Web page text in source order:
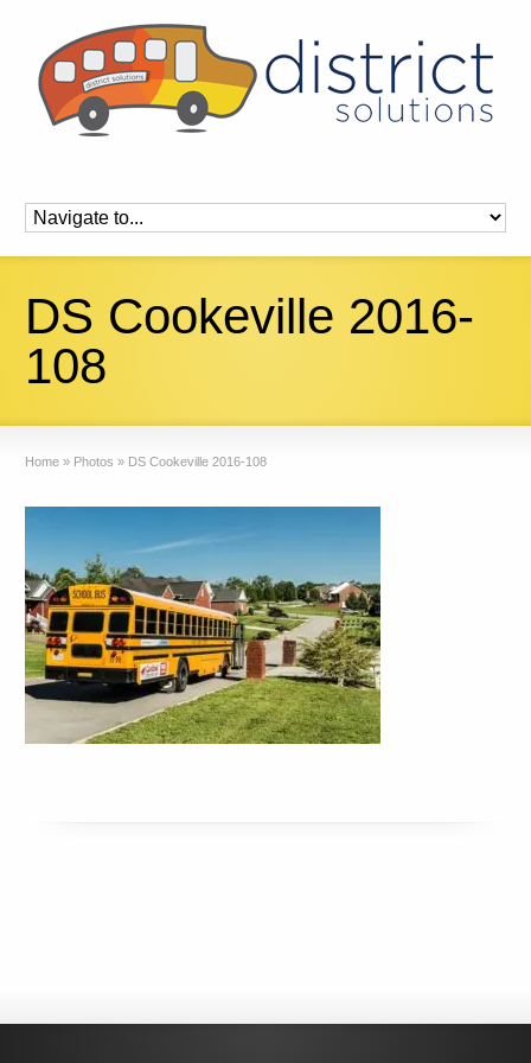
DS Cookeville 2016-
108
Home » Photos » DS Cookeville 2016-108